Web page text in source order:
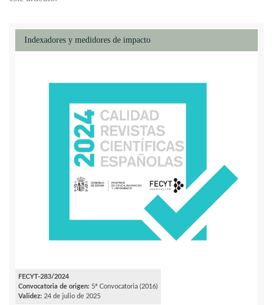
Indexadores y medidores de impacto